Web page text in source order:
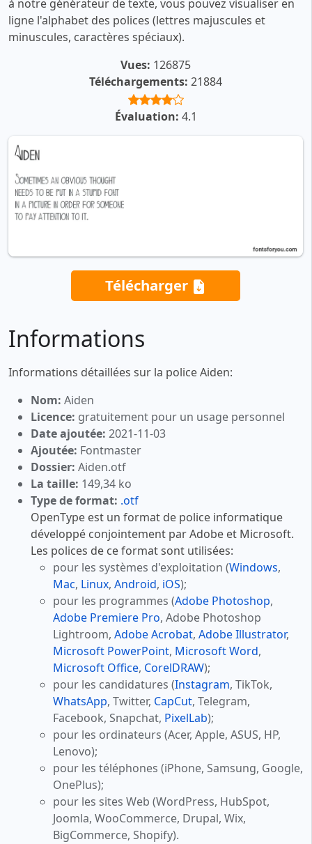
à notre générateur de texte, vous pouvez visualiser en
ligne l'alphabet des polices (lettres majuscules et
minuscules, caractères spéciaux).
Vues: 126875
Téléchargements: 21884
Évaluation: 4.1
Télécharger
Informations
Informations détaillées sur la police Aiden:
Nom: Aiden
Licence: gratuitement pour un usage personnel
Date ajoutée: 2021-11-03
Ajoutée: Fontmaster
Dossier: Aiden.otf
La taille: 149,34 ko
Type de format: .otf
OpenType est un format de police informatique
développé conjointement par Adobe et Microsoft.
Les polices de ce format sont utilisées:
pour les systèmes d'exploitation (Windows,
Mac, Linux, Android, iOS);
pour les programmes (Adobe Photoshop,
Adobe Premiere Pro, Adobe Photoshop
Lightroom, Adobe Acrobat, Adobe Illustrator,
Microsoft PowerPoint, Microsoft Word,
Microsoft Office, CorelDRAW);
pour les candidatures (Instagram, TikTok,
WhatsApp, Twitter, CapCut, Telegram,
Facebook, Snapchat, PixelLab);
pour les ordinateurs (Acer, Apple, ASUS, HP,
Lenovo);
pour les téléphones (iPhone, Samsung, Google,
OnePlus);
pour les sites Web (WordPress, HubSpot,
Joomla, WooCommerce, Drupal, Wix,
BigCommerce, Shopify).